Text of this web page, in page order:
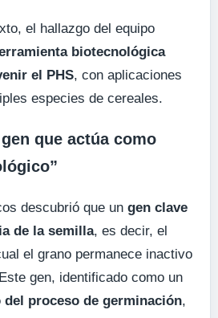
el hallazgo del equipo
biotecnológica
el PHS, con aplicaciones
especies de cereales.
que actúa como
descubrió que un gen clave
de la semilla, es decir, el
el grano permanece inactivo
gen, identificado como un
proceso de germinación,